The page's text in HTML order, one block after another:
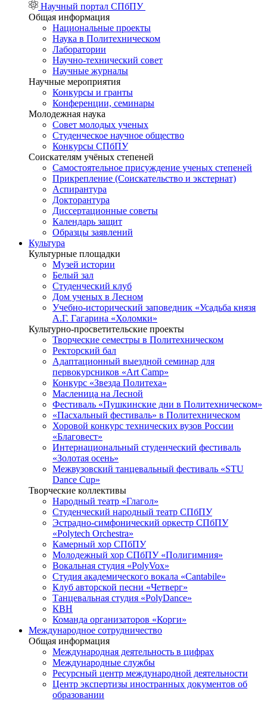
Научный портал СПбПУ
Общая информация
Национальные проекты
Наука в Политехническом
Лаборатории
Научно-технический совет
Научные журналы
Научные мероприятия
Конкурсы и гранты
Конференции, семинары
Молодежная наука
Совет молодых ученых
Студенческое научное общество
Конкурсы СПбПУ
Соискателям учёных степеней
Самостоятельное присуждение ученых степеней
Прикрепление (Соискательство и экстернат)
Аспирантура
Докторантура
Диссертационные советы
Календарь защит
Образцы заявлений
Культура
Культурные площадки
Музей истории
Белый зал
Студенческий клуб
Дом ученых в Лесном
Учебно-исторический заповедник «Усадьба князя
А.Г. Гагарина «Холомки»
Культурно-просветительские проекты
Творческие семестры в Политехническом
Ректорский бал
Адаптационный выездной семинар для
первокурсников «Art Camp»
Конкурс «Звезда Политеха»
Масленица на Лесной
Фестиваль «Пушкинские дни в Политехническом»
«Пасхальный фестиваль» в Политехническом
Хоровой конкурс технических вузов России
«Благовест»
Интернациональный студенческий фестиваль
«Золотая осень»
Межвузовский танцевальный фестиваль «STU
Dance Cup»
Творческие коллективы
Народный театр «Глагол»
Студенческий народный театр СПбПУ
Эстрадно-симфонический оркестр СПбПУ
«Polytech Orchestra»
Камерный хор СПбПУ
Молодежный хор СПбПУ «Полигимния»
Вокальная студия «PolyVox»
Студия академического вокала «Cantabile»
Клуб авторской песни «Четверг»
Танцевальная студия «PolyDance»
КВН
Команда организаторов «Корги»
Международное сотрудничество
Общая информация
Международная деятельность в цифрах
Международные службы
Ресурсный центр международной деятельности
Центр экспертизы иностранных документов об
образовании